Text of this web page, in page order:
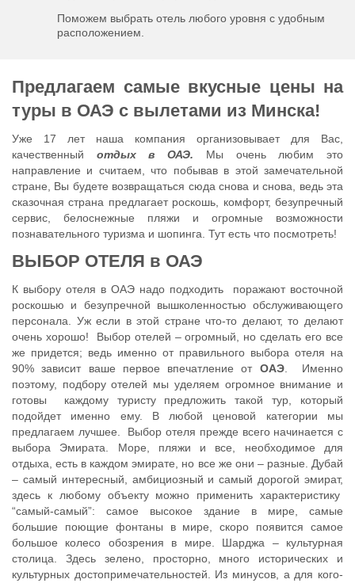
Поможем выбрать отель любого уровня с удобным
расположением.
Предлагаем самые вкусные цены на
туры в ОАЭ с вылетами из Минска!
Уже 17 лет наша компания организовывает для Вас,
качественный отдых в ОАЭ. Мы очень любим это
направление и считаем, что побывав в этой замечательной
стране, Вы будете возвращаться сюда снова и снова, ведь эта
сказочная страна предлагает роскошь, комфорт, безупречный
сервис, белоснежные пляжи и огромные возможности
познавательного туризма и шопинга. Тут есть что посмотреть!
ВЫБОР ОТЕЛЯ в ОАЭ
К выбору отеля в ОАЭ надо подходить поражают восточной
роскошью и безупречной вышколенностью обслуживающего
персонала. Уж если в этой стране что-то делают, то делают
очень хорошо! Выбор отелей – огромный, но сделать его все
же придется; ведь именно от правильного выбора отеля на
90% зависит ваше первое впечатление отОАЭ. Именно
поэтому, подбору отелей мы уделяем огромное внимание и
готовы каждому туристу предложить такой тур, который
подойдет именно ему. В любой ценовой категории мы
предлагаем лучшее. Выбор отеля прежде всего начинается с
выбора Эмирата. Море, пляжи и все, необходимое для
отдыха, есть в каждом эмирате, но все же они – разные. Дубай
– самый интересный, амбициозный и самый дорогой эмират,
здесь к любому объекту можно применить характеристику
“самый-самый”: самое высокое здание в мире, самые
большие поющие фонтаны в мире, скоро появится самое
большое колесо обозрения в мире. Шарджа – культурная
столица. Здесь зелено, просторно, много исторических и
культурных достопримечательностей. Из минусов, а для кого-